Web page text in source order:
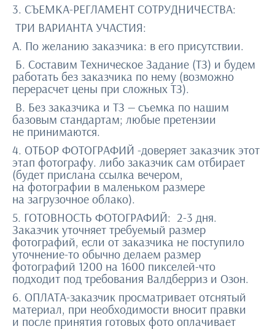
3. СЪЕМКА-РЕГЛАМЕНТ СОТРУДНИЧЕСТВА:
ТРИ ВАРИАНТА УЧАСТИЯ:
А. По желанию заказчика: в его присутствии.
Б. Составим Техническое Задание (ТЗ) и будем
работать без заказчика по нему (возможно
перерасчет цены при сложных ТЗ).
В. Без заказчика и ТЗ — съемка по нашим
базовым стандартам; любые претензии
не принимаются.
4. ОТБОР ФОТОГРАФИЙ -доверяет заказчик этот
этап фотографу. либо заказчик сам отбирает
(будет прислана ссылка вечером,
на фотографии в маленьком размере
на загрузочное облако).
5. ГОТОВНОСТЬ ФОТОГРАФИЙ: 2-3 дня.
Заказчик уточняет требуемый размер
фотографий, если от заказчика не поступило
уточнение-то обычно делаем размер
фотографий 1200 на 1600 пикселей-что
подходит под требования Валдберриз и Озон.
6. ОПЛАТА-заказчик просматривает отснятый
материал, при необходимости вносит правки
и после принятия готовых фото оплачивает